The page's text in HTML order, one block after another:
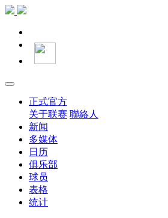
正式官方
关于联赛 聯絡人
新闻
多媒体
日历
俱乐部
球员
表格
统计